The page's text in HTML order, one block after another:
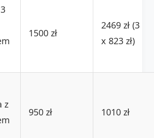
1500 zł
2469 zł (3
x 823 zł)
z
950 zł 1010 zł